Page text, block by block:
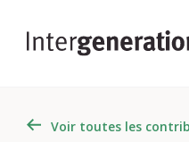
Voir toutes les